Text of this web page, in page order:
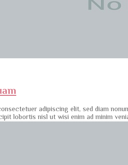
adipiscing elit, sed diam
lobortis nisl ut wisi enim ad minim